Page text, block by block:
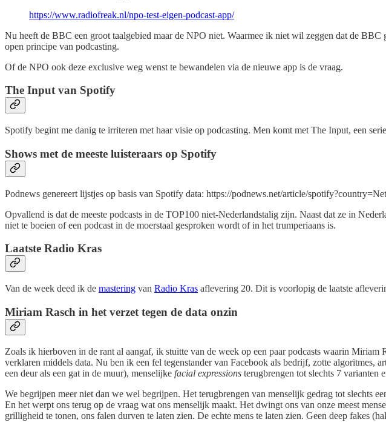
https://www.radiofreak.nl/npo-test-eigen-podcast-app/
Nu heeft de BBC een groot taalgebied maar de NPO niet. Waarmee ik niet wil zeggen dat de
open principe van podcasting.
Of de NPO ook deze exclusive weg wenst te bewandelen via de nieuwe app is de vraag.
The Input van Spotify
Spotify begint me danig te irriteren met haar visie op podcasting. Men komt met The Input, een
Shows met de meeste luisteraars op Spotify
Podnews genereert lijstjes op basis van Spotify data: https://podnews.net/article/
Opvallend is dat de meeste podcasts in de TOP100 niet-Nederlandstalig zijn. Naast dat ze in
niet te boeien of een podcast in de moerstaal gesproken wordt of in het trumperiaans is.
Laatste Radio Kras
Van de week deed ik de mastering van Radio Kras aflevering 20. Dit is voorlopig de laatste
Miriam Rasch in het verzet tegen de data onzin
Zoals ik hierboven in de rant al aangaf, ik stuitte van de week op een paar podcasts waarin
verklaren middels data. Nu ben ik een fel tegenstander van Facebook als bedrijf, zotte
een deur als een gat in de muur), menselijke facial expressions terugbrengen tot slechts 7 varianten
We begrijpen meer niet dan we wel begrijpen. Het terugbrengen van menselijk gedrag tot slechts
En het werpt ons terug op de vraag wat ons menselijk maakt. Het dwingt ons van onze meest
grilligheid te tonen, ons falen durven te laten zien. De echte mens te laten zien. Geen deep fakes